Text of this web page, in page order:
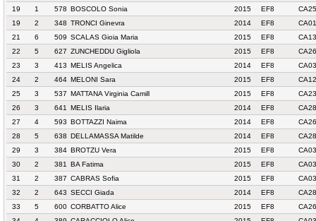
19
1 578 BOSCOLO Sonia 2015 EF8
19
2 348 TRONCI Ginevra 2014 EF8
21
6 509 SCALAS Gioia Maria 2015 EF8
22
5 627 ZUNCHEDDU Gigliola 2015 EF8
23
3 413 MELIS Angelica 2014 EF8
24
2 464 MELONI Sara 2015 EF8
25
3 537 MATTANA Virginia Camill 2015 EF8
26
3 641 MELIS Ilaria 2014 EF8
27
4 593 BOTTAZZI Naima 2014 EF8
28
5 638 DELLAMASSA Matilde 2014 EF8
29
3 384 BROTZU Vera 2015 EF8
30
2 381 BA Fatima 2015 EF8
31
2 387 CABRAS Sofia 2015 EF8
32
2 643 SECCI Giada 2014 EF8
33
5 600 CORBATTO Alice 2015 EF8